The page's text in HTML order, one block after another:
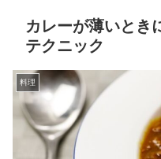
カレーが薄いとき
テクニック
料理